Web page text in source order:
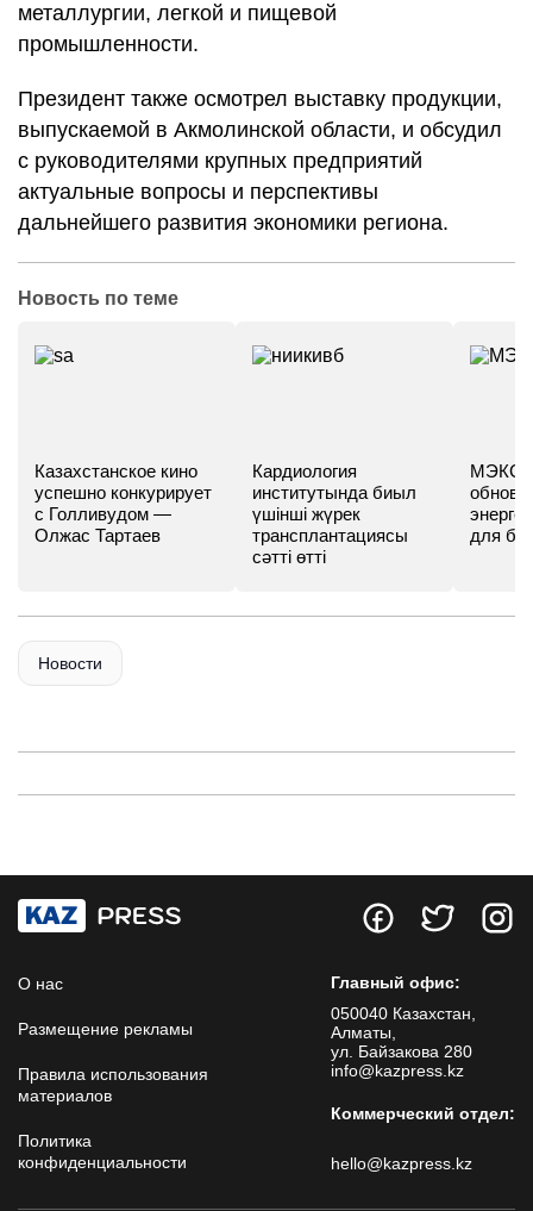
металлургии, легкой и пищевой
промышленности.
Президент также осмотрел выставку продукции,
выпускаемой в Акмолинской области, и обсудил
с руководителями крупных предприятий
актуальные вопросы и перспективы
дальнейшего развития экономики региона.
Новость по теме
Казахстанское кино
успешно конкурирует
с Голливудом —
Олжас Тартаев
Кардиология
институтында биыл
үшінші жүрек
трансплантациясы
сәтті өтті
МЭКС -
для
Новости
О нас
Размещение рекламы
Правила использования
материалов
Политика
конфиденциальности
Главный офис:
050040 Казахстан,
Алматы,
ул. Байзакова 280
info@kazpress.kz
Коммерческий отдел:
hello@kazpress.kz